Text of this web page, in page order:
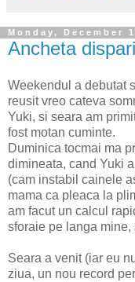
Monday, December
Ancheta
Weekendul a debutat
reusit vreo cateva
Yuki, si seara am
fost motan cuminte.
Duminica tocmai ma
dimineata, cand Yuki
(cam instabil cainele
mama ca pleaca la
am facut un calcul
sforaie pe langa mine,
Seara a venit (iar eu
ziua, un nou record